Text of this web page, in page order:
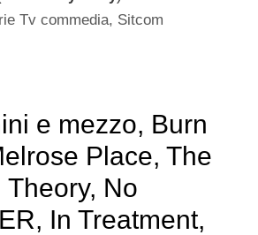
Tv commedia, Sitcom
e mezzo, Burn
Place, The
Theory, No
In Treatment,